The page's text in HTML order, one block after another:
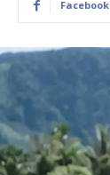
Facebook